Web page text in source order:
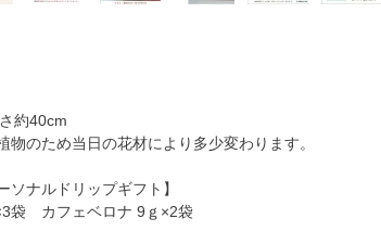
約40cm
のため当日の花材により多少変わります。
ソナルドリップギフト】
袋 カフェベロナ 9ｇ×2袋